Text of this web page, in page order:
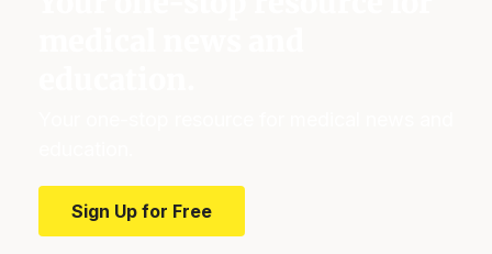
Sign Up for Free